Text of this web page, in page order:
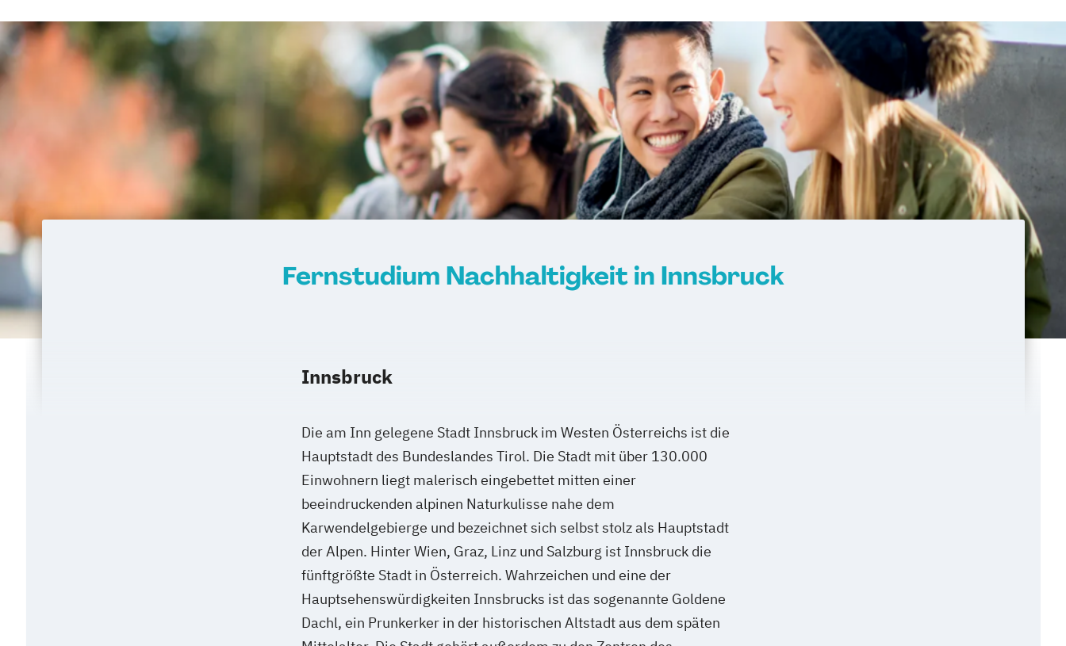
Fernstudium Nachhaltigkeit in Innsbruck
Innsbruck
Die am Inn gelegene Stadt Innsbruck im Westen Österreichs ist die
Hauptstadt des Bundeslandes Tirol. Die Stadt mit über 130.000
Einwohnern liegt malerisch eingebettet mitten einer
beeindruckenden alpinen Naturkulisse nahe dem
Karwendelgebierge und bezeichnet sich selbst stolz als Hauptstadt
der Alpen. Hinter Wien, Graz, Linz und Salzburg ist Innsbruck die
fünftgrößte Stadt in Österreich. Wahrzeichen und eine der
Hauptsehenswürdigkeiten Innsbrucks ist das sogenannte Goldene
Dachl, ein Prunkerker in der historischen Altstadt aus dem späten